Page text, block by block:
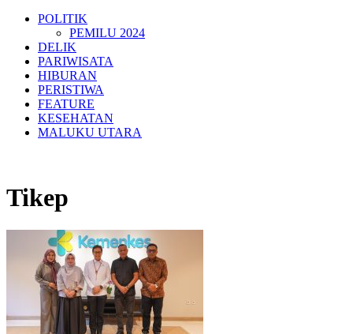
POLITIK
PEMILU 2024
DELIK
PARIWISATA
HIBURAN
PERISTIWA
FEATURE
KESEHATAN
MALUKU UTARA
Tikep